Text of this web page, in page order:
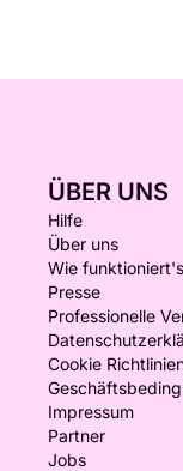
ÜBER UNS
Hilfe
Über uns
Wie
Presse
Professionelle
Cookie
Impressum
Partner
Jobs